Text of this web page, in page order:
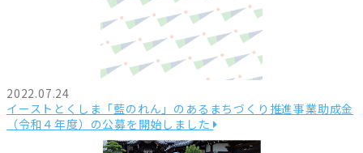
2022.07.24
イーストとくしま「藍のれん」のあるまちづくり推進事業助成金
（令和４年度）の公募を開始しました